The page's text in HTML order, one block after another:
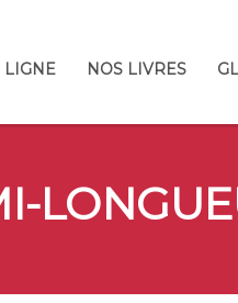
LIGNE NOS LIVRES